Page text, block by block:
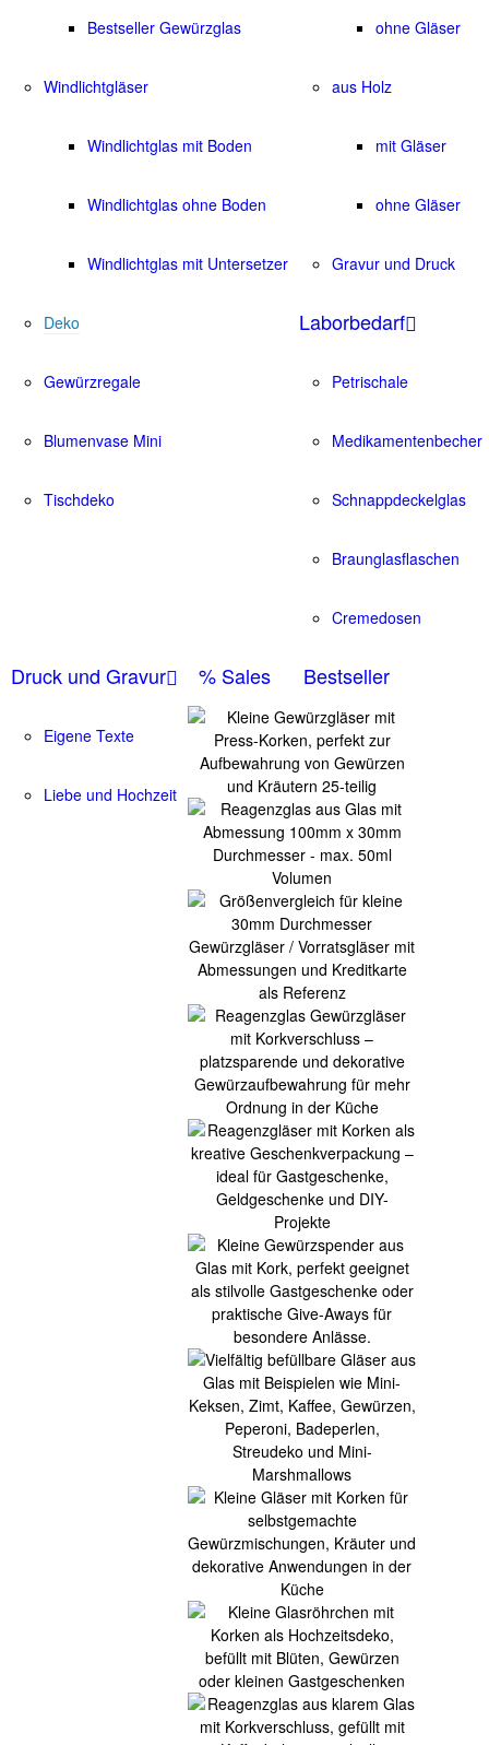
Bestseller Gewürzglas
Windlichtgläser
Windlichtglas mit Boden
Windlichtglas ohne Boden
Windlichtglas mit Untersetzer
Deko
Gewürzregale
Blumenvase Mini
Tischdeko
ohne Gläser
aus Holz
mit Gläser
ohne Gläser
Gravur und Druck
Laborbedarf
Petrischale
Medikamentenbecher
Schnappdeckelglas
Braunglasflaschen
Cremedosen
Druck und Gravur
Eigene Texte
Liebe und Hochzeit
% Sales Bestseller